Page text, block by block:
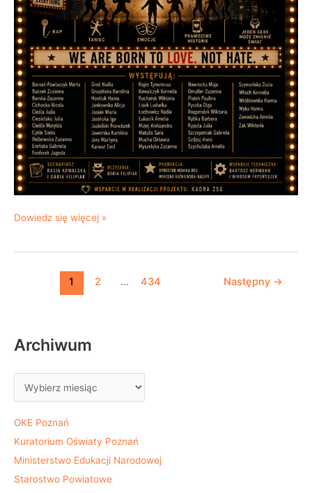
Dowiedz się więcej »
1 2 … 434 Następny →
Archiwum
OKE Poznań
Kuratorium Oświaty Poznań
Ministerstwo Edukacji Narodowej
Starostwo Powiatowe